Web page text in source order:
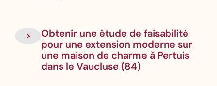
Obtenir une étude de faisabilité
pour une extension moderne sur
une maison de charme à Pertuis
dans le Vaucluse (84)